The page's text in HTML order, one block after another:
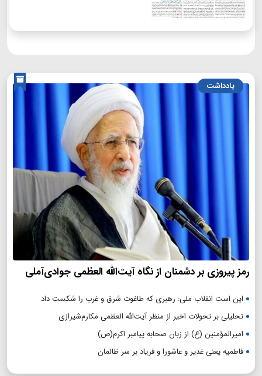
یادداشت
رمز پیروزی بر دشمنان از نگاه آیت‌الله العظمی جوادی‌آملی
این است انقلاب ملی: رهبری که طاغوت شرق و غرب را شکست داد
تحلیلی بر تحولات اخیر از منظر آیت‌الله العظمی مکارم‌شیرازی
امیرالمؤمنین (ع) از زبان صحابه پیامبر اکرم(ص)
فاطمیه یعنی غدیر و عاشورا و فریاد بر سر ظالمان